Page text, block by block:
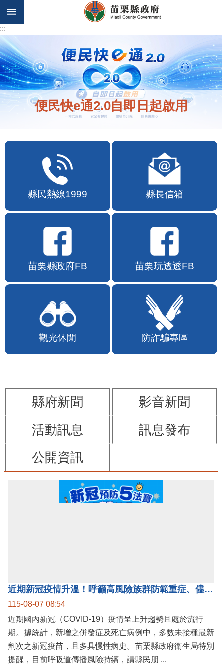
跳到主要內容區塊
:::
:::
便民快e通2.0自即日起啟用
縣民熱線1999 縣長信箱
苗栗縣政府FB 苗栗玩透透FB
觀光休閒 防詐騙專區
縣府新聞
影音新聞
活動訊息
訊息發布
公開資訊
近期新冠疫情升溫！呼籲高風險族群防範重症、儘速接種疫苗及早就醫
115-08-07 08:54
近期國內新冠（COVID-19）疫情呈上升趨勢且處於流行
期。據統計，新增之併發症及死亡病例中，多數未接種最新
劑次之新冠疫苗，且多具慢性病史。苗栗縣政府衛生局特別
提醒，目前呼吸道傳播風險持續，請縣民朋 ...